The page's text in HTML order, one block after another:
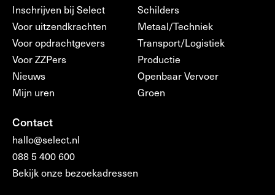
Inschrijven bij Select
Voor uitzendkrachten
Voor opdrachtgevers
Voor ZZPers
Nieuws
Mijn uren
Schilders
Metaal/Techniek
Transport/Logistiek
Productie
Openbaar Vervoer
Groen
Contact
hallo@select.nl
088 5 400 600
Bekijk onze bezoekadressen